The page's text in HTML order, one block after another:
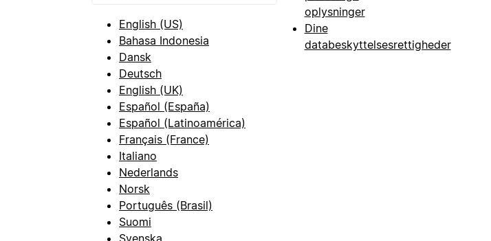
English (US)
Bahasa Indonesia
Dansk
Deutsch
English (UK)
Español (España)
Español (Latinoamérica)
Français (France)
Italiano
Nederlands
Norsk
Português (Brasil)
Suomi
oplysninger
Dine
databeskyttelsesrettigheder